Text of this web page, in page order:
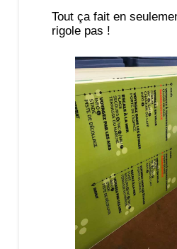
Tout ça fait en
rigole pas !